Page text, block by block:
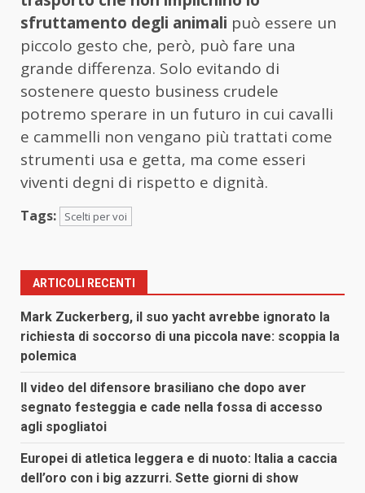
sfruttamento degli animali può essere un
piccolo gesto che, però, può fare una
grande differenza. Solo evitando di
sostenere questo business crudele
potremo sperare in un futuro in cui cavalli
e cammelli non vengano più trattati come
strumenti usa e getta, ma come esseri
viventi degni di rispetto e dignità.
Tags: Scelti per voi
ARTICOLI RECENTI
Mark Zuckerberg, il suo yacht avrebbe ignorato la
richiesta di soccorso di una piccola nave: scoppia la
polemica
Il video del difensore brasiliano che dopo aver
segnato festeggia e cade nella fossa di accesso
agli spogliatoi
Europei di atletica leggera e di nuoto: Italia a caccia
dell’oro con i big azzurri. Sette giorni di show